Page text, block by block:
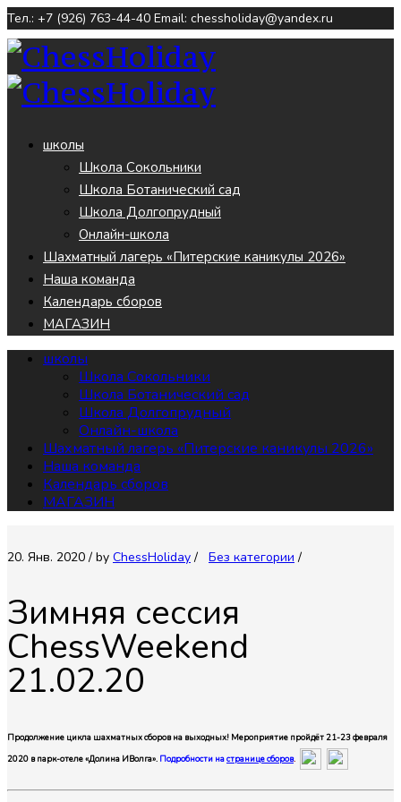
Тел.: +7 (926) 763-44-40 Email: chessholiday@yandex.ru
школы
Школа Сокольники
Школа Ботанический сад
Школа Долгопрудный
Онлайн-школа
Шахматный лагерь «Питерские каникулы 2026»
Наша команда
Календарь сборов
МАГАЗИН
школы
Школа Сокольники
Школа Ботанический сад
Школа Долгопрудный
Онлайн-школа
Шахматный лагерь «Питерские каникулы 2026»
Наша команда
Календарь сборов
МАГАЗИН
20. Янв. 2020 / by СhessHoliday / Без категории /
Зимняя сессия
ChessWeekend
21.02.20
Продолжение цикла шахматных сборов на выходных! Мероприятие пройдёт21-23 февраля
2020 в парк-отеле «Долина ИВолга». Подробности настранице сборов.